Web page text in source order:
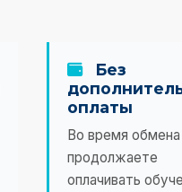
Без
оплаты
Во время
продолжаете
оплачивать